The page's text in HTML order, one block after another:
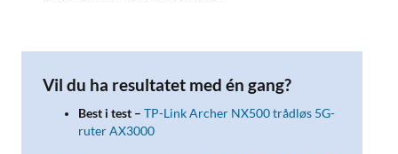
Vil du ha resultatet med én gang?
Best i test – TP-Link Archer NX500 trådløs 5G-
ruter AX3000